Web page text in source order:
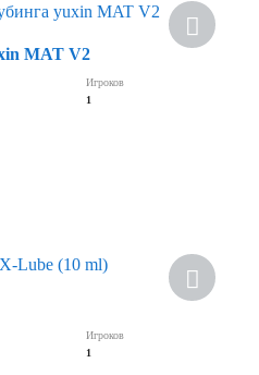
MAT V2
Игроков
1
Игроков
1